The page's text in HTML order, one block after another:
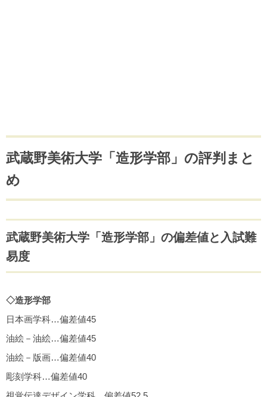
武蔵野美術大学「造形学部」の評判まと
め
武蔵野美術大学「造形学部」の偏差値と入試難
易度
◇造形学部
日本画学科…偏差値45
油絵－油絵…偏差値45
油絵－版画…偏差値40
彫刻学科…偏差値40